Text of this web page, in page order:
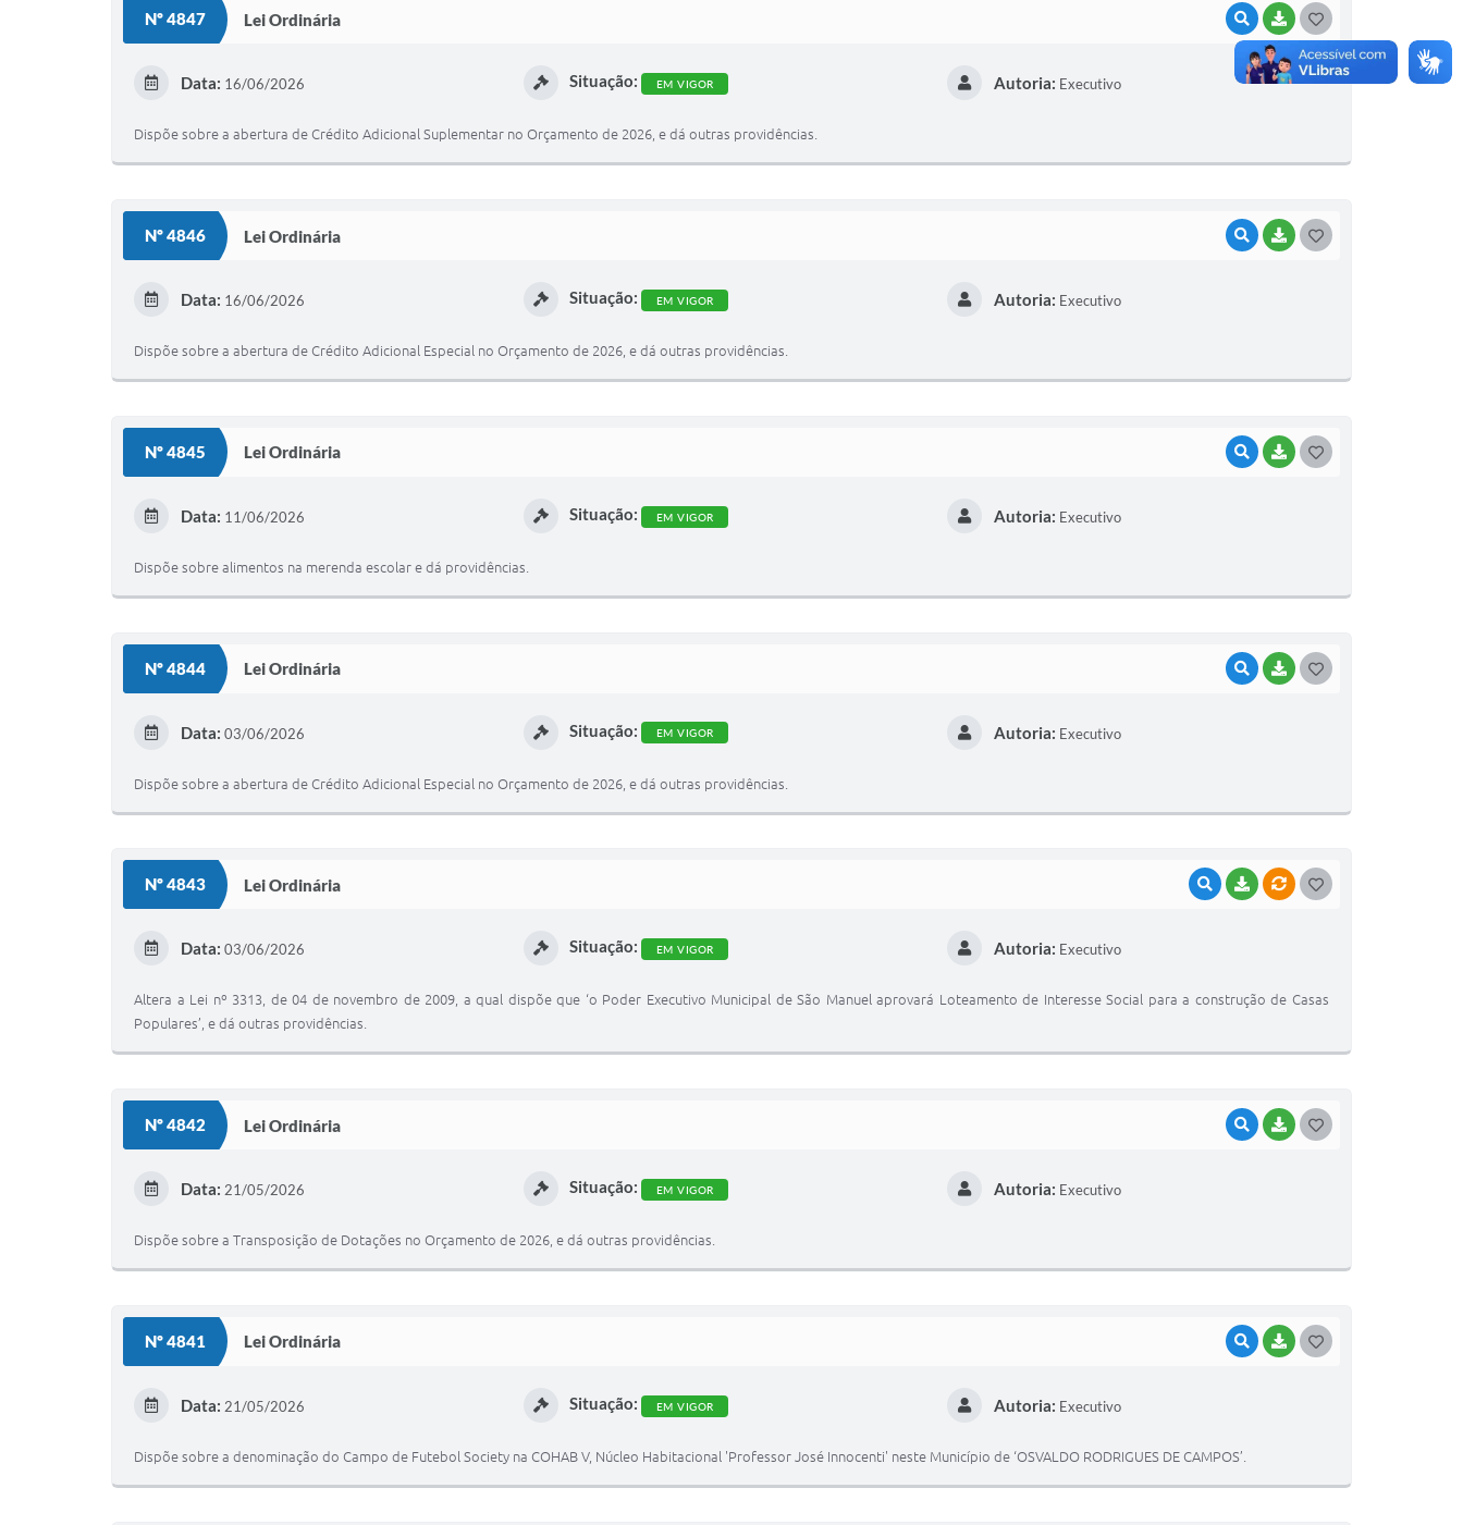
Nº 4847 Lei Ordinária VISUALIZAR
BAIXAR
O
S
Data: 16/06/2026 Situação: EM VIGOR Autoria: Executivo
Dispõe sobre a abertura de Crédito Adicional Suplementar no Orçamento de 2026, e dá outras providências.
Nº 4846 Lei Ordinária VISUALIZAR
BAIXAR
Data: 16/06/2026 Situação: EM VIGOR Autoria: Executivo
Dispõe sobre a abertura de Crédito Adicional Especial no Orçamento de 2026, e dá outras providências.
Nº 4845 Lei Ordinária VISUALIZAR
BAIXAR
Data: 11/06/2026 Situação: EM VIGOR Autoria: Executivo
Dispõe sobre alimentos na merenda escolar e dá providências.
Nº 4844 Lei Ordinária VISUALIZAR
BAIXAR
Data: 03/06/2026 Situação: EM VIGOR Autoria: Executivo
Dispõe sobre a abertura de Crédito Adicional Especial no Orçamento de 2026, e dá outras providências.
Nº 4843 Lei Ordinária VISUALIZAR
BAIXARVÍNCULOS
I
Data: 03/06/2026 Situação: EM VIGOR Autoria: Executivo
Altera a Lei nº 3313, de 04 de novembro de 2009, a qual dispõe que ‘o Poder Executivo Municipal de São Manuel aprovará Loteamento de Interesse Social para a construção de Casas
Populares’, e dá outras providências.
Nº 4842 Lei Ordinária VISUALIZAR
BAIXAR
Data: 21/05/2026 Situação: EM VIGOR Autoria: Executivo
Dispõe sobre a Transposição de Dotações no Orçamento de 2026, e dá outras providências.
Nº 4841 Lei Ordinária VISUALIZAR
BAIXAR
Data: 21/05/2026 Situação: EM VIGOR Autoria: Executivo
Dispõe sobre a denominação do Campo de Futebol Society na COHAB V, Núcleo Habitacional 'Professor José Innocenti' neste Município de ‘OSVALDO RODRIGUES DE CAMPOS’.